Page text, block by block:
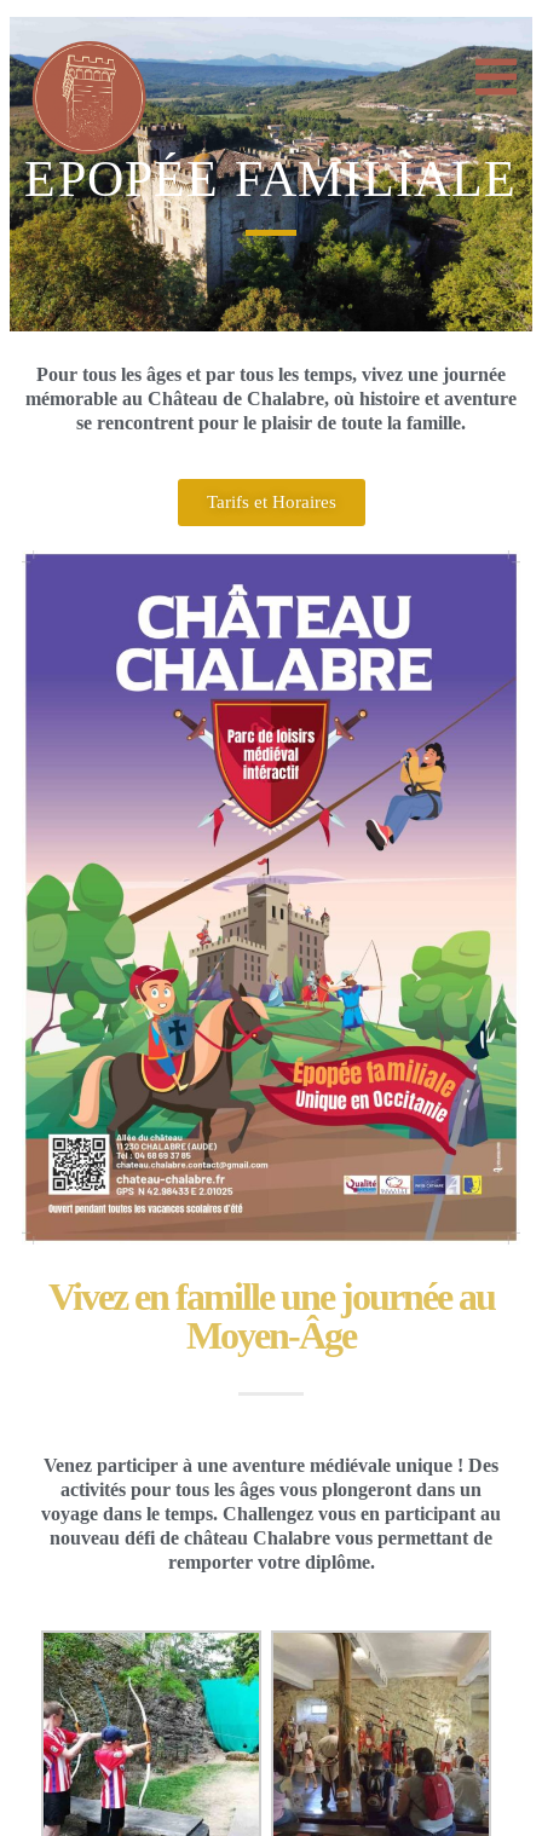
EPOPÉE FAMILIALE
Pour tous les âges et par tous les temps, vivez une journée
mémorable au Château de Chalabre, où histoire et aventure
se rencontrent pour le plaisir de toute la famille.
Tarifs et Horaires
Vivez en famille une journée au
Moyen-Âge
Venez participer à une aventure médiévale unique ! Des
activités pour tous les âges vous plongeront dans un
voyage dans le temps. Challengez vous en participant au
nouveau défi de château Chalabre vous permettant de
remporter votre diplôme.